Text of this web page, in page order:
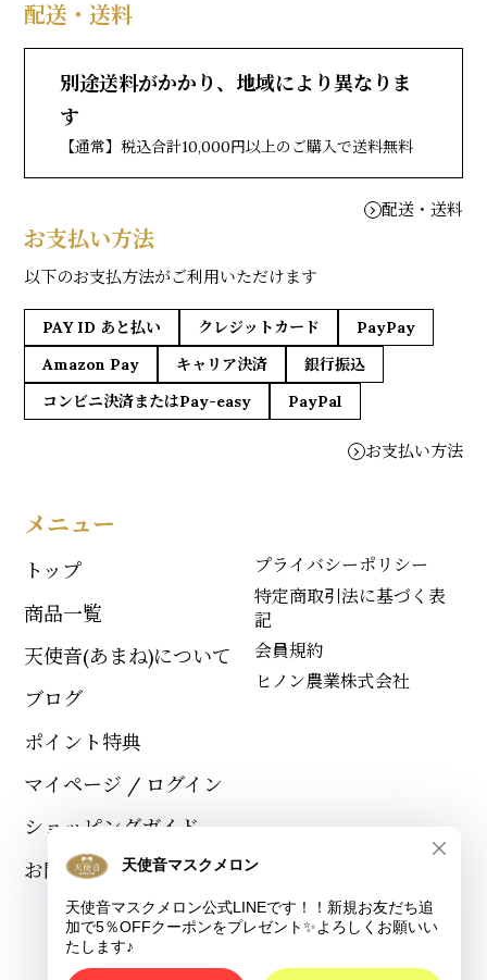
配送・送料
別途送料がかかり、地域により異なりま
す
【通常】税込合計10,000円以上のご購入で送料無料
配送・送料
お支払い方法
以下のお支払方法がご利用いただけます
PAY ID あと払い クレジットカード
PayPay
Amazon Pay
キャリア決済
銀行振込
コンビニ決済またはPay-easy
PayPal
お支払い方法
メニュー
トップ
商品一覧
天使音(あまね)について
ブログ
ポイント特典
マイページ / ログイン
ショッピングガイド
お問い合わせ
プライバシーポリシー
特定商取引法に基づく表
記
会員規約
ヒノン農業株式会社